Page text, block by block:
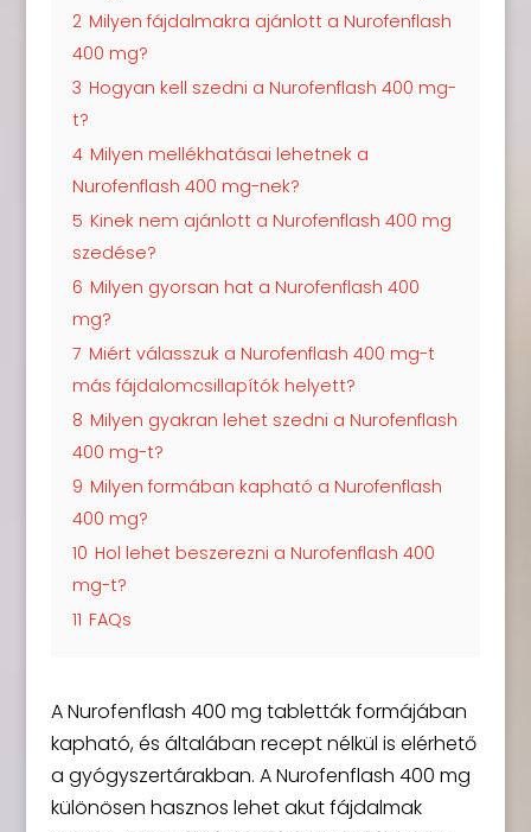
2 Milyen fájdalmakra ajánlott a Nurofenflash
400 mg?
3 Hogyan kell szedni a Nurofenflash 400 mg-
t?
4 Milyen mellékhatásai lehetnek a
Nurofenflash 400 mg-nek?
5 Kinek nem ajánlott a Nurofenflash 400 mg
szedése?
6 Milyen gyorsan hat a Nurofenflash 400
mg?
7 Miért válasszuk a Nurofenflash 400 mg-t
más fájdalomcsillapítók helyett?
8 Milyen gyakran lehet szedni a Nurofenflash
400 mg-t?
9 Milyen formában kapható a Nurofenflash
400 mg?
10 Hol lehet beszerezni a Nurofenflash 400
mg-t?
11 FAQs
A Nurofenflash 400 mg tabletták formájában
kapható, és általában recept nélkül is elérhető
a gyógyszertárakban. A Nurofenflash 400 mg
különösen hasznos lehet akut fájdalmak